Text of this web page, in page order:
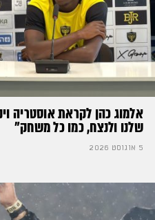
אלמוג כהן לקראת אוסטריה
שלנו ולנצח, כמו כל משחק״
5 אוגוסט 2026